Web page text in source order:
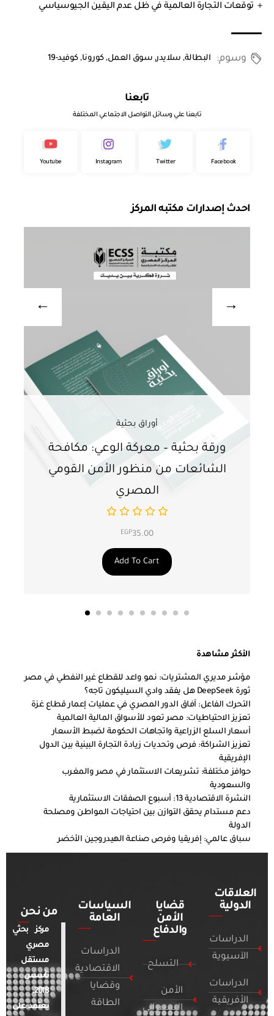
توقعات التجارة العالمية في ظل عدم اليقين الجيوسياسي
وسوم: البطالة,سلايدر,سوق العمل, كورونا,كوفيد-19
تابعنا
تابعنا علي وسائل التواصل الاجتماعي المختلفة
Facebook
Twitter
Instagram
Youtube
احدث إصدارات مكتبه المركز
أوراق بحثية
ورقة بحثية – معركة الوعي: مكافحة
الشائعات من منظور الأمن القومي
المصري
EGP35.00
Add To Cart
الأكثر مشاهدة
مؤشر مديري المشتريات: نمو واعد للقطاع غير النفطي في مصر
ثورة DeepSeek هل يفقد وادي السيليكون تاجه؟
التحرك الفاعل: آفاق الدور المصري في عمليات إعمار قطاع غزة
تعزيز الاحتياطيات: مصر تعود للأسواق المالية العالمية
أسعار السلع الزراعية واتجاهات الحكومة لضبط الأسعار
تعزيز الشراكة: فرص وتحديات زيادة التجارة البينية بين الدول
الإفريقية
حوافز مختلفة: تشريعات الاستثمار في مصر والمغرب
والسعودية
النشرة الاقتصادية 13: أسبوع الصفقات الاستثمارية
دعم مستدام يحقق التوازن بين احتياجات المواطن ومصلحة
الدولة
سباق عالمي: إفريقيا وفرص صناعة الهيدروجين الأخضر
العلاقات
الدولية
الدراسات
الآسيوية
الدراسات
الأفريقية
قضايا
الأمن
والدفاع
التسلح
الأمن
السيبراني
السياسات
العامة
الدراسات
الاقتصادية
وقضايا
الطاقة
من نحن
مركز بحثي
مصري
مستقل
تأسس
2018.
يعتمد على